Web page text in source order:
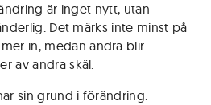
är inget nytt, utan
Det märks inte minst på
in, medan andra blir
av andra skäl.
sin grund i förändring.